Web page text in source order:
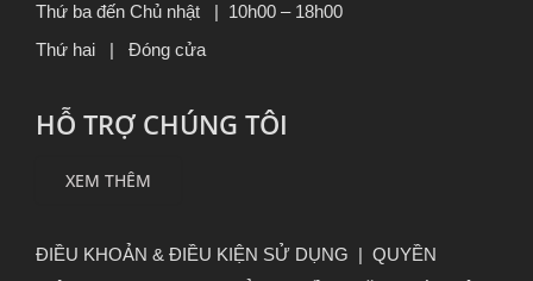
Thứ ba đến Chủ nhật | 10h00 – 18h00
Thứ hai | Đóng cửa
HỖ TRỢ CHÚNG TÔI
XEM THÊM
ĐIỀU KHOẢN & ĐIỀU KIỆN SỬ DỤNG | QUYỀN